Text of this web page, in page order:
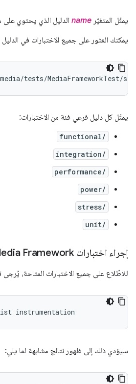
يمثّل المتغيّر name الدليل الذي يحتوي على
يمكنك العثور على جميع الاختبارات في الدليل
يمثّل كل دليل فرعي فئة من الاختبارات:
functional/
integration/
performance/
power/
stress/
unit/
إجراء اختبارات Media Framework
للاطّلاع على جميع الاختبارات المتاحة، يُرجى
سيؤدي ذلك إلى ظهور نتائج مشابهة لما يلي: